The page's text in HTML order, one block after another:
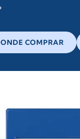
ONDE COMPRAR